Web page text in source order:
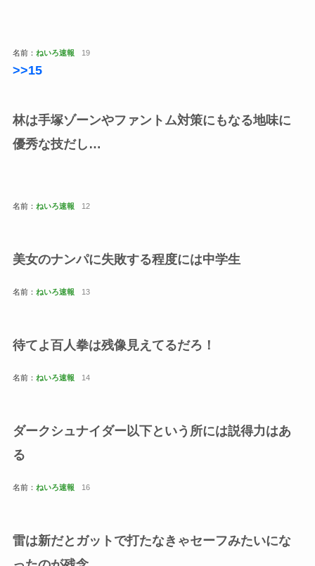
名前： ねいろ速報 19
>>15
林は手塚ゾーンやファントム対策にもなる地味に
優秀な技だし…
名前： ねいろ速報 12
美女のナンパに失敗する程度には中学生
名前： ねいろ速報 13
待てよ百人拳は残像見えてるだろ！
名前： ねいろ速報 14
ダークシュナイダー以下という所には説得力はあ
る
名前： ねいろ速報 16
雷は新だとガットで打たなきゃセーフみたいにな